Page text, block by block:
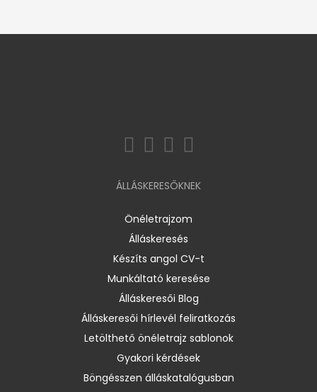
ÁLLÁSKERESŐKNEK
Önéletrajzom
Álláskeresés
Készíts angol CV-t
Munkáltató keresése
Álláskeresői Blog
Álláskeresői hírlevél feliratkozás
Letölthető önéletrajz sablonok
Gyakori kérdések
Böngésszen álláskatalógusban